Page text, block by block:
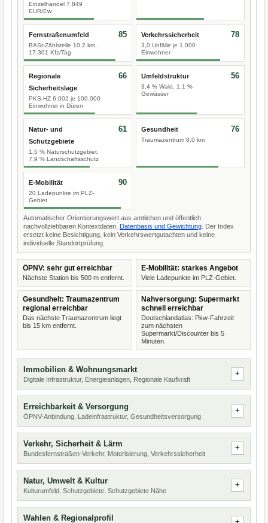
Einzelhandel 7.849
EUR/Ew.
Fernstraßenumfeld
BASt-Zählstelle 10,2 km,
17.301 Kfz/Tag
85 Verkehrssicherheit
3,0 Unfälle je 1.000
Einwohner
78
Regionale
Sicherheitslage
PKS-HZ 6.002 je 100.000
Einwohner in Düren
66 Umfeldstruktur
3,4 % Wald, 1,1 %
Gewässer
56
Natur- und
Schutzgebiete
1,5 % Naturschutzgebiet,
7,9 % Landschaftsschutz
61 Gesundheit
Traumazentrum 8,0 km
76
E-Mobilität
20 Ladepunkte im PLZ-
Gebiet
90
Automatischer Orientierungswert aus amtlichen und öffentlich
nachvollziehbaren Kontextdaten. Datenbasis und Gewichtung . Der Index
ersetzt keine Besichtigung, kein Verkehrswertgutachten und keine
individuelle Standortprüfung.
ÖPNV: sehr gut erreichbar
Nächste Station bis 500 m entfernt.
E-Mobilität: starkes Angebot
Viele Ladepunkte im PLZ-Gebiet.
Gesundheit: Traumazentrum
regional erreichbar
Das nächste Traumazentrum liegt
bis 15 km entfernt.
Nahversorgung: Supermarkt
schnell erreichbar
Deutschlandatlas: Pkw-Fahrzeit
zum nächsten
Supermarkt/Discounter bis 5
Minuten.
Immobilien & Wohnungsmarkt
Digitale Infrastruktur, Energieanlagen, Regionale Kaufkraft
Erreichbarkeit & Versorgung
ÖPNV-Anbindung, Ladeinfrastruktur, Gesundheitsversorgung
Verkehr, Sicherheit & Lärm
Bundesfernstraßen-Verkehr, Motorisierung, Verkehrssicherheit
Natur, Umwelt & Kultur
Kulturumfeld, Schutzgebiete, Schutzgebiete Nähe
Wahlen & Regionalprofil